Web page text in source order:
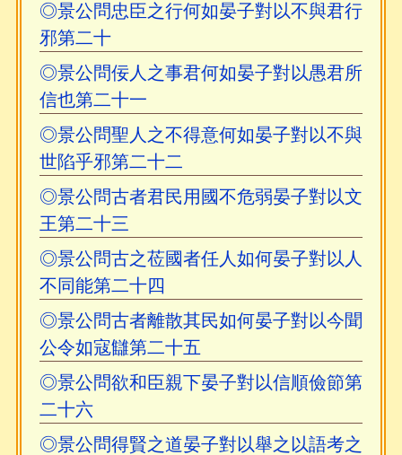
◎景公問忠臣之行何如晏子對以不與君行
邪第二十
◎景公問佞人之事君何如晏子對以愚君所
信也第二十一
◎景公問聖人之不得意何如晏子對以不與
世陷乎邪第二十二
◎景公問古者君民用國不危弱晏子對以文
王第二十三
◎景公問古之莅國者任人如何晏子對以人
不同能第二十四
◎景公問古者離散其民如何晏子對以今聞
公令如寇讎第二十五
◎景公問欲和臣親下晏子對以信順儉節第
二十六
◎景公問得賢之道晏子對以舉之以語考之